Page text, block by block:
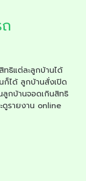
ธิแต่ละลูกบ้านได้
ก็ได้ ลูกบ้านสั่งเปิด
ลูกบ้านจอดเกินสิทธิ
ดูรายงาน online